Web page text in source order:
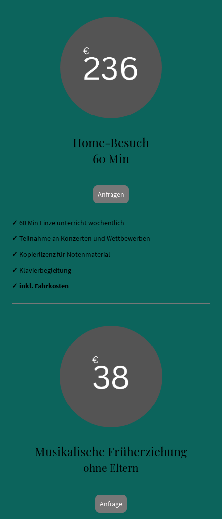
Home-Besuch
60 Min
Anfragen
✓ 60 Min Einzelunterricht wöchentlich
✓ Teilnahme an Konzerten und Wettbewerben
✓ Kopierlizenz für Notenmaterial
✓ Klavierbegleitung
✓ inkl. Fahrkosten
Musikalische Früherziehung
ohne Eltern
Anfrage